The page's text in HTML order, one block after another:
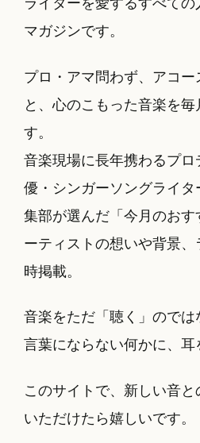
マガジンです。
プロ・アマ問わず、アコー
と、心のこもった音楽を毎
す。
音楽現場に長年携わるプ
優・シンガーソングライ
集部が選んだ「今月のお
ーティストの想いや背景
時掲載。
音楽をただ「聴く」ので
言葉にならない何かに、耳
このサイトで、新しい音
いただけたら嬉しいです。